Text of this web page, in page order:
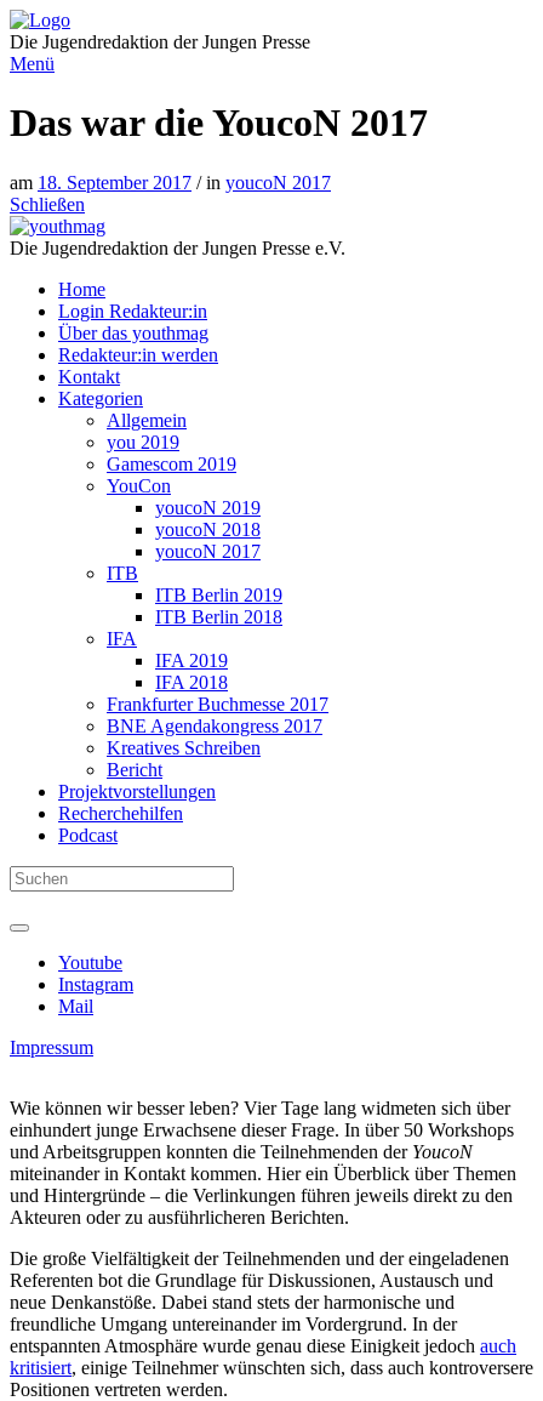
Direkt
zum
Inhalt
Die Jugendredaktion der Jungen Presse
Menü
Das war die YoucoN 2017
am 18. September 2017 / in youcoN 2017
Schließen
Die Jugendredaktion der Jungen Presse e.V.
Home
Login Redakteur:in
Über das youthmag
Redakteur:in werden
Kontakt
Kategorien
Allgemein
you 2019
Gamescom 2019
YouCon
youcoN 2019
youcoN 2018
youcoN 2017
ITB
ITB Berlin 2019
ITB Berlin 2018
IFA
IFA 2019
IFA 2018
Frankfurter Buchmesse 2017
BNE Agendakongress 2017
Kreatives Schreiben
Bericht
Projektvorstellungen
Recherchehilfen
Podcast
Youtube
Instagram
Mail
Impressum
Wie können wir besser leben? Vier Tage lang widmeten sich über
einhundert junge Erwachsene dieser Frage. In über 50 Workshops
und Arbeitsgruppen konnten die Teilnehmenden der YoucoN
miteinander in Kontakt kommen. Hier ein Überblick über Themen
und Hintergründe – die Verlinkungen führen jeweils direkt zu den
Akteuren oder zu ausführlicheren Berichten.
Die große Vielfältigkeit der Teilnehmenden und der eingeladenen
Referenten bot die Grundlage für Diskussionen, Austausch und
neue Denkanstöße. Dabei stand stets der harmonische und
freundliche Umgang untereinander im Vordergrund. In der
entspannten Atmosphäre wurde genau diese Einigkeit jedoch auch
kritisiert, einige Teilnehmer wünschten sich, dass auch kontroversere
Positionen vertreten werden.